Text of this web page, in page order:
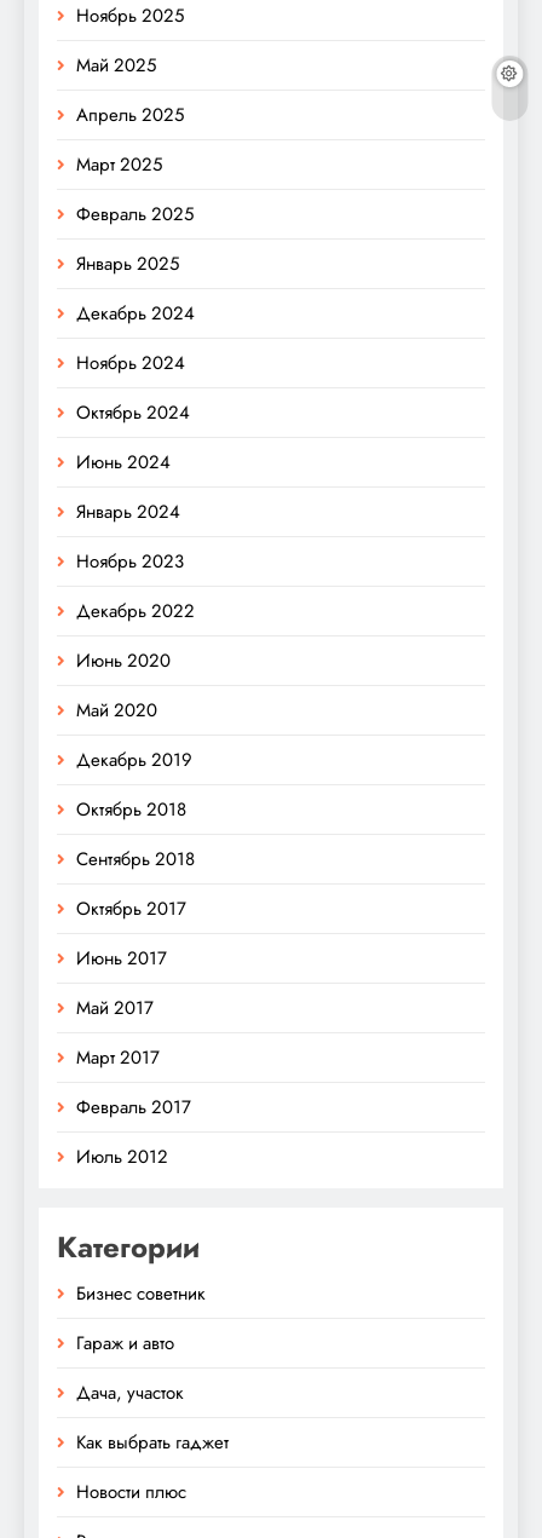
Ноябрь 2025
Май 2025
Апрель 2025
Март 2025
Февраль 2025
Январь 2025
Декабрь 2024
Ноябрь 2024
Октябрь 2024
Июнь 2024
Январь 2024
Ноябрь 2023
Декабрь 2022
Июнь 2020
Май 2020
Декабрь 2019
Октябрь 2018
Сентябрь 2018
Октябрь 2017
Июнь 2017
Май 2017
Март 2017
Февраль 2017
Июль 2012
Категории
Бизнес советник
Гараж и авто
Дача, участок
Как выбрать гаджет
Новости плюс